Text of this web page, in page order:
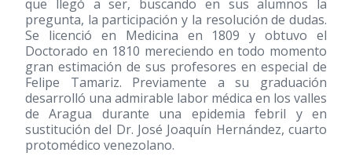
que llegó a ser, buscando en sus alumnos la
pregunta, la participación y la resolución de dudas.
Se licenció en Medicina en 1809 y obtuvo el
Doctorado en 1810 mereciendo en todo momento
gran estimación de sus profesores en especial de
Felipe Tamariz. Previamente a su graduación
desarrolló una admirable labor médica en los valles
de Aragua durante una epidemia febril y en
sustitución del Dr. José Joaquín Hernández, cuarto
protomédico venezolano.